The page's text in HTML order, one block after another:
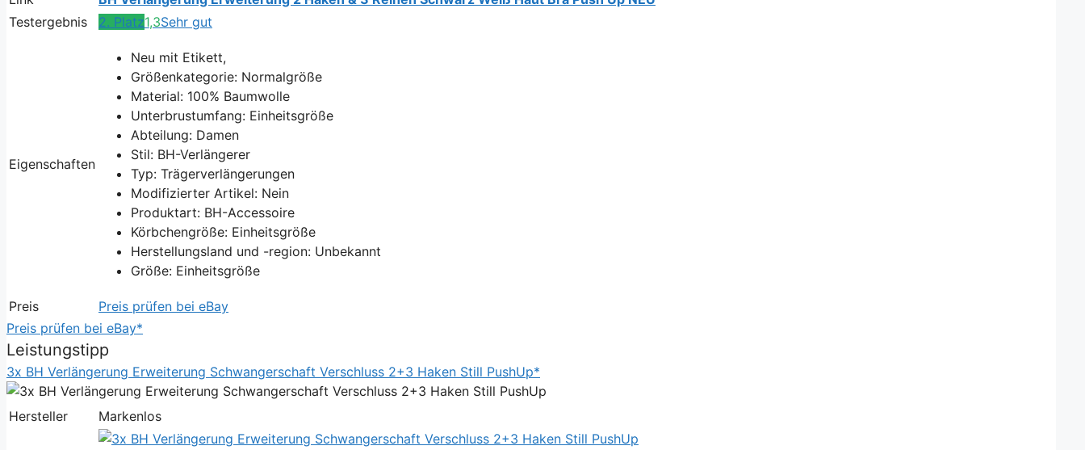
Testergebnis
2. Platz1,3Sehr gut
Eigenschaften
Neu mit Etikett,
Größenkategorie: Normalgröße
Material: 100% Baumwolle
Unterbrustumfang: Einheitsgröße
Abteilung: Damen
Stil: BH-Verlängerer
Typ: Trägerverlängerungen
Modifizierter Artikel: Nein
Produktart: BH-Accessoire
Körbchengröße: Einheitsgröße
Herstellungsland und -region: Unbekannt
Größe: Einheitsgröße
Preis
Preis prüfen bei eBay
Preis prüfen bei eBay*
Leistungstipp
3x BH Verlängerung Erweiterung Schwangerschaft Verschluss 2+3 Haken Still PushUp*
Hersteller Markenlos